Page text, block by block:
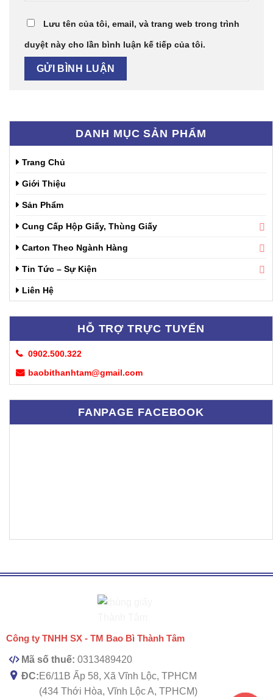
DANH MỤC SẢN PHẨM
Trang Chủ
Giới Thiệu
Sản Phẩm
Cung Cấp Hộp Giấy, Thùng Giấy
Carton Theo Ngành Hàng
Tin Tức – Sự Kiện
Liên Hệ
HỖ TRỢ TRỰC TUYẾN
0902.500.322
baobithanhtam@gmail.com
FANPAGE FACEBOOK
Lưu tên của tôi, email, và trang web trong trình
duyệt này cho lần bình luận kế tiếp của tôi.
Công ty TNHH SX - TM Bao Bì Thành Tâm
Mã số thuế: 0313489420
ĐC:E6/11B Ấp 58, Xã Vĩnh Lộc, TPHCM
(434 Thới Hòa, Vĩnh Lộc A, TPHCM)